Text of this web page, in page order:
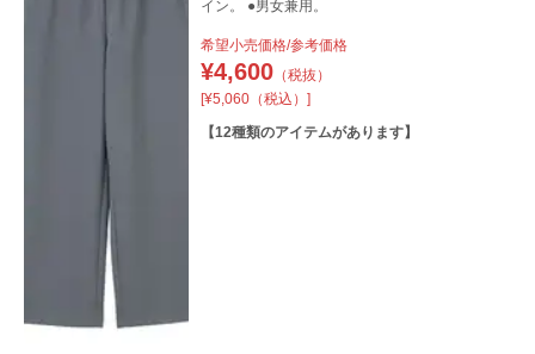
イン。 ●男女兼用。
希望小売価格/参考価格
¥4,600（税抜）
[¥5,060（税込）]
【12種類のアイテムがあります】